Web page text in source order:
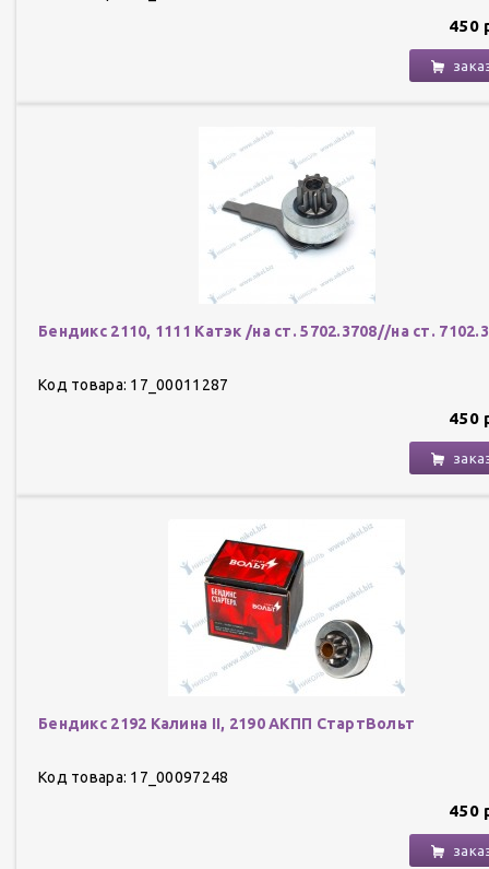
450
Бендикс 2110, 1111 Катэк /на ст. 5702.3708//на ст.
Код товара: 17_00011287
450
Бендикс 2192 Калина II, 2190 АКПП СтартВольт
Код товара: 17_00097248
450